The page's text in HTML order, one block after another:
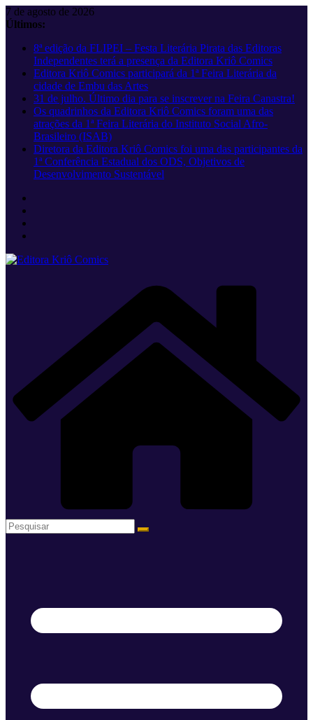
Pular
para
conteúdo
7 de agosto de 2026
Últimos:
8ª edição da FLIPEI – Festa Literária Pirata das Editoras
Independentes terá a presença da Editora Kriô Comics
Editora Kriô Comics participará da 1ª Feira Literária da
cidade de Embu das Artes
31 de julho. Último dia para se inscrever na Feira Canastra!
Os quadrinhos da Editora Kriô Comics foram uma das
atrações da 1ª Feira Literária do Instituto Social Afro-
Brasileiro (ISAB)
Diretora da Editora Kriô Comics foi uma das participantes da
1ª Conferência Estadual dos ODS, Objetivos de
Desenvolvimento Sustentável